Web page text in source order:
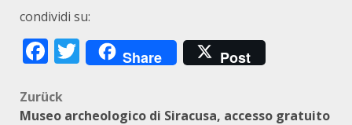
condividi su:
Facebook
Twitter
Share Post
Beitragsnavigation
Zurück
Museo archeologico di Siracusa, accesso gratuito